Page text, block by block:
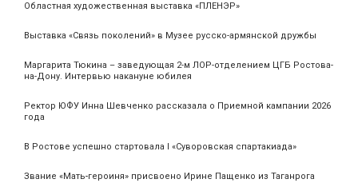
Областная художественная выставка «ПЛЕНЭР»
Выставка «Связь поколений» в Музее русско-армянской дружбы
Маргарита Тюкина – заведующая 2-м ЛОР-отделением ЦГБ Ростова-
на-Дону. Интервью накануне юбилея
Ректор ЮФУ Инна Шевченко рассказала о Приемной кампании 2026
года
В Ростове успешно стартовала I «Суворовская спартакиада»
Звание «Мать‑героиня» присвоено Ирине Пащенко из Таганрога